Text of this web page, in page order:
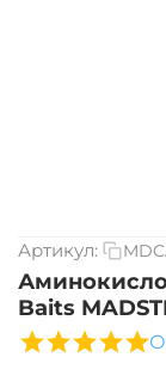
Артикул:
Baits